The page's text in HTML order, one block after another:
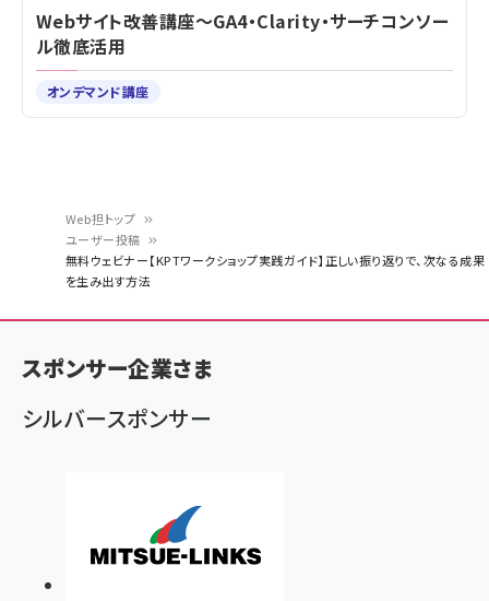
く
ず
Web担トップ
ユーザー投稿
無料ウェビナー【KPTワークショップ実践ガイド】正しい振り返りで、次なる成果
を生み出す方法
Webサイト改善講座～GA4・Clarity・サーチコンソー
ル徹底活用
オンデマンド講座
スポンサー企業さま
シルバースポンサー